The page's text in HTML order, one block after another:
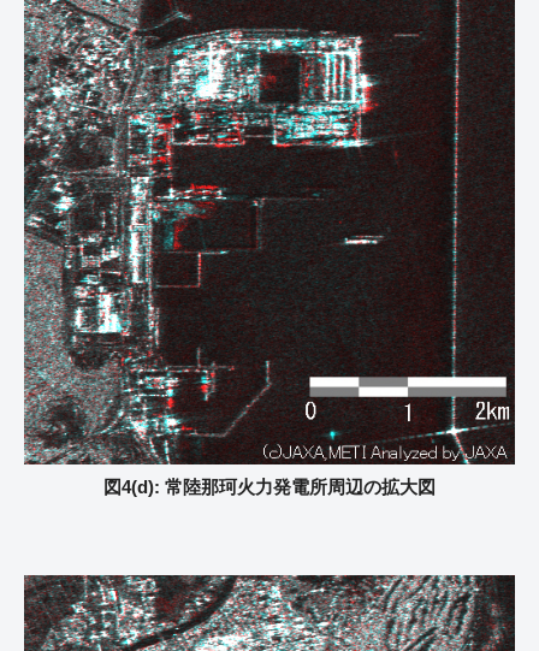
図4(d): 常陸那珂火力発電所周辺の拡大図